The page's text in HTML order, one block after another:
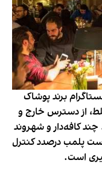
برند پوشاک
از دسترس خارج و
کافه‌‌دار و شهروند
پلمب درصدد کنترل
است.